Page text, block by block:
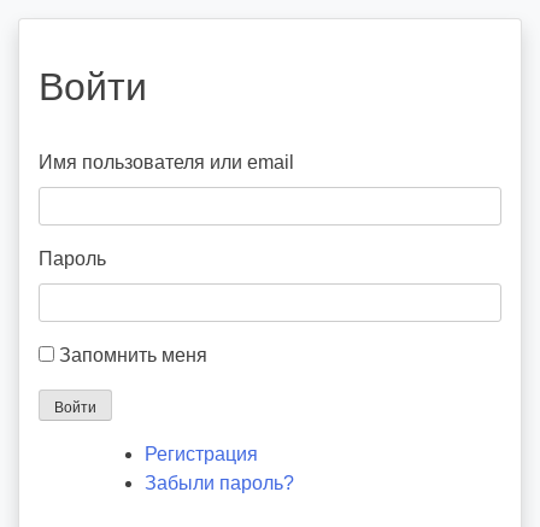
Войти
Имя пользователя или email
Пароль
Запомнить меня
Войти
Регистрация
Забыли пароль?